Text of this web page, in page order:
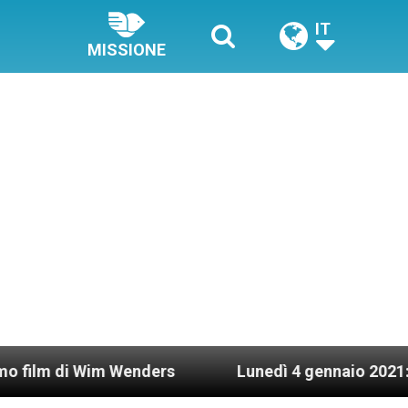
MISSIONE
IT
Lunedì 4 gennaio 2021: Possesso